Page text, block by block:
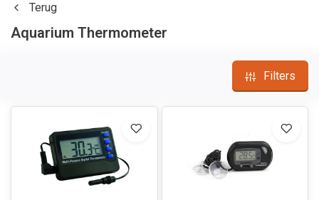
Terug
Aquarium Thermometer
Filters